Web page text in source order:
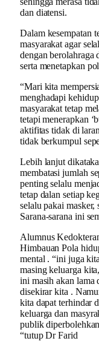
dan diatensi.
Dalam kesempatan
masyarakat agar
dengan berolahraga
serta menetapkan
“Mari kita
menghadapi
masyarakat tetap
tetapi menerapkan
aktifitas tidak di
tidak berkumpul
Lebih lanjut
membatasi jumlah
penting selalu
tetap dalan setiap
selalu pakai masker,
Sarana-sarana ini
Alumnus
Himbauan Pola
mental . “ini juga
masing keluarga
ini masih akan lama
disekirar kita .
kita dapat terhindar
keluarga dan
publik
“tutup Dr Farid